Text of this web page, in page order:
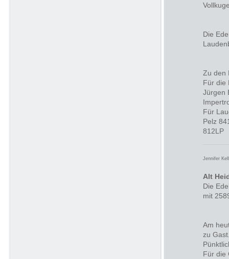
Die
Zu den
Für die
Jürgen
Für
Pelz
812LP
Jennifer
Alt
Die
mit
Am
zu
Für die